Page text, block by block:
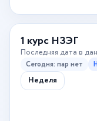
1 курс НЗЭГ
Последняя дата в
Сегодня: пар нет
Неделя